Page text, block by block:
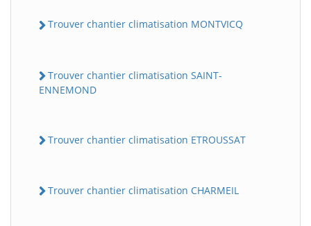
Trouver chantier climatisation MONTVICQ
Trouver chantier climatisation SAINT-
ENNEMOND
Trouver chantier climatisation ETROUSSAT
Trouver chantier climatisation CHARMEIL
BatiWebPro
Assistant en ligne